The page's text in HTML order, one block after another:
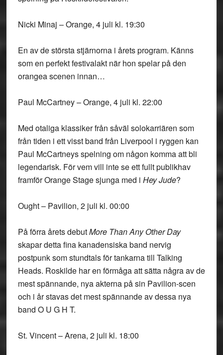
Nicki Minaj – Orange, 4 juli kl. 19:30
En av de största stjärnorna i årets program. Känns
som en perfekt festivalakt när hon spelar på den
orangea scenen innan…
Paul McCartney – Orange, 4 juli kl. 22:00
Med otaliga klassiker från såväl solokarriären som
från tiden i ett visst band från Liverpool i ryggen kan
Paul McCartneys spelning om någon komma att bli
legendarisk. För vem vill inte se ett fullt publikhav
framför Orange Stage sjunga med i Hey Jude?
Ought – Pavilion, 2 juli kl. 00:00
På förra årets debutMore Than Any Other Day
skapar detta fina kanadensiska band nervig
postpunk som stundtals för tankarna till Talking
Heads. Roskilde har en förmåga att sätta några av de
mest spännande, nya akterna på sin Pavilion-scen
och i år stavas det mest spännande av dessa nya
band O U G H T.
St. Vincent – Arena, 2 juli kl. 18:00